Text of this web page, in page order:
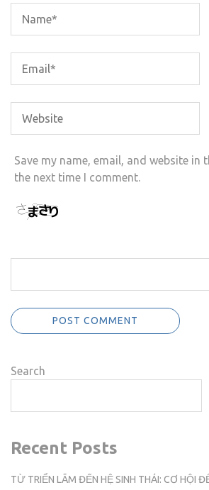
Save my name, email, and website in
the next time I comment.
Search
Recent Posts
TỪ TRIỂN LÃM ĐẾN HỆ SINH THÁI: CƠ HỘI